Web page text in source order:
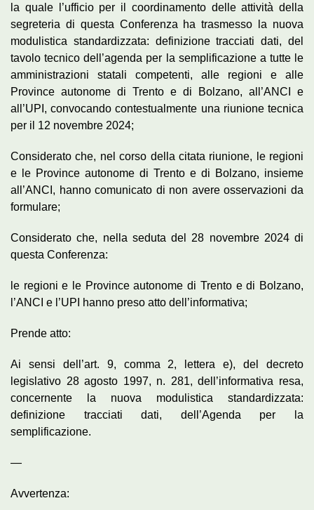
la quale l’ufficio per il coordinamento delle attività della
segreteria di questa Conferenza ha trasmesso la nuova
modulistica standardizzata: definizione tracciati dati, del
tavolo tecnico dell’agenda per la semplificazione a tutte le
amministrazioni statali competenti, alle regioni e alle
Province autonome di Trento e di Bolzano, all’ANCI e
all’UPI, convocando contestualmente una riunione tecnica
per il 12 novembre 2024;
Considerato che, nel corso della citata riunione, le regioni
e le Province autonome di Trento e di Bolzano, insieme
all’ANCI, hanno comunicato di non avere osservazioni da
formulare;
Considerato che, nella seduta del 28 novembre 2024 di
questa Conferenza:
le regioni e le Province autonome di Trento e di Bolzano,
l’ANCI e l’UPI hanno preso atto dell’informativa;
Prende atto:
Ai sensi dell’art. 9, comma 2, lettera e), del decreto
legislativo 28 agosto 1997, n. 281, dell’informativa resa,
concernente la nuova modulistica standardizzata:
definizione tracciati dati, dell’Agenda per la
semplificazione.
—
Avvertenza: